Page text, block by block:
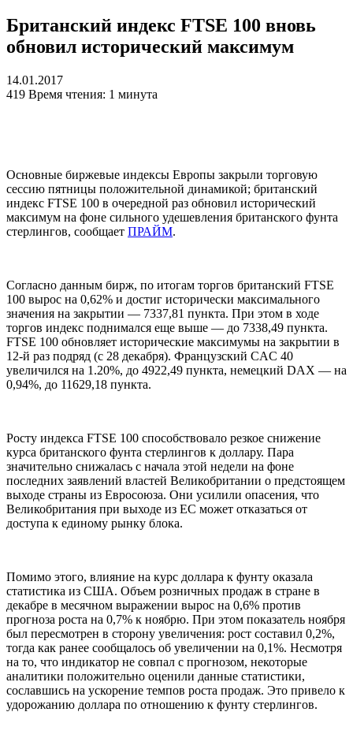
Британский индекс FTSE 100 вновь
обновил исторический максимум
14.01.2017
419 Время чтения: 1 минута
Основные биржевые индексы Европы закрыли торговую
сессию пятницы положительной динамикой; британский
индекс FTSE 100 в очередной раз обновил исторический
максимум на фоне сильного удешевления британского фунта
стерлингов, сообщает ПРАЙМ.
Согласно данным бирж, по итогам торгов британский FTSE
100 вырос на 0,62% и достиг исторически максимального
значения на закрытии — 7337,81 пункта. При этом в ходе
торгов индекс поднимался еще выше — до 7338,49 пункта.
FTSE 100 обновляет исторические максимумы на закрытии в
12-й раз подряд (с 28 декабря). Французский CAC 40
увеличился на 1.20%, до 4922,49 пункта, немецкий DAX — на
0,94%, до 11629,18 пункта.
Росту индекса FTSE 100 способствовало резкое снижение
курса британского фунта стерлингов к доллару. Пара
значительно снижалась с начала этой недели на фоне
последних заявлений властей Великобритании о предстоящем
выходе страны из Евросоюза. Они усилили опасения, что
Великобритания при выходе из ЕС может отказаться от
доступа к единому рынку блока.
Помимо этого, влияние на курс доллара к фунту оказала
статистика из США. Объем розничных продаж в стране в
декабре в месячном выражении вырос на 0,6% против
прогноза роста на 0,7% к ноябрю. При этом показатель ноября
был пересмотрен в сторону увеличения: рост составил 0,2%,
тогда как ранее сообщалось об увеличении на 0,1%. Несмотря
на то, что индикатор не совпал с прогнозом, некоторые
аналитики положительно оценили данные статистики,
сославшись на ускорение темпов роста продаж. Это привело к
удорожанию доллара по отношению к фунту стерлингов.